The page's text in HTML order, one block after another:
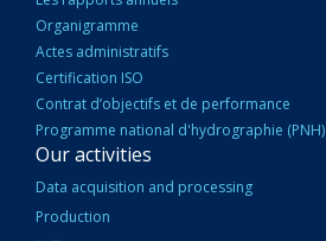
Organigramme
Actes administratifs
Certification ISO
Contrat d’objectifs et de performance
Programme national d'hydrographie (PNH)
Our activities
Data acquisition and processing
Production